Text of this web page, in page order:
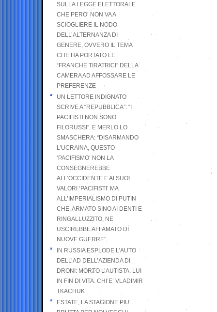
SULLA LEGGE ELETTORALE
CHE PERO’ NON VA A
SCIOGLIERE IL NODO
DELL’ALTERNANZA DI
GENERE, OVVERO IL TEMA
CHE HA PORTATO LE
“FRANCHE TIRATRICI” DELLA
CAMERA AD AFFOSSARE LE
PREFERENZE
UN LETTORE INDIGNATO
SCRIVE A “REPUBBLICA”: “I
PACIFISTI NON SONO
FILORUSSI”. E MERLO LO
SMASCHERA: “DISARMANDO
L’UCRAINA, QUESTO
‘PACIFISMO’ NON LA
CONSEGNEREBBE
ALL’OCCIDENTE E AI SUOI
VALORI ‘PACIFISTI’ MA
ALL’IMPERIALISMO DI PUTIN
CHE, ARMATO SINO AI DENTI E
RINGALLUZZITO, NE
USCIREBBE AFFAMATO DI
NUOVE GUERRE”
IN RUSSIA ESPLODE L’AUTO
DELL’AD DELL’AZIENDA DI
DRONI: MORTO L’AUTISTA, LUI
IN FIN DI VITA. CHI E’ VLADIMIR
TKACHUK
ESTATE, LA STAGIONE PIU’